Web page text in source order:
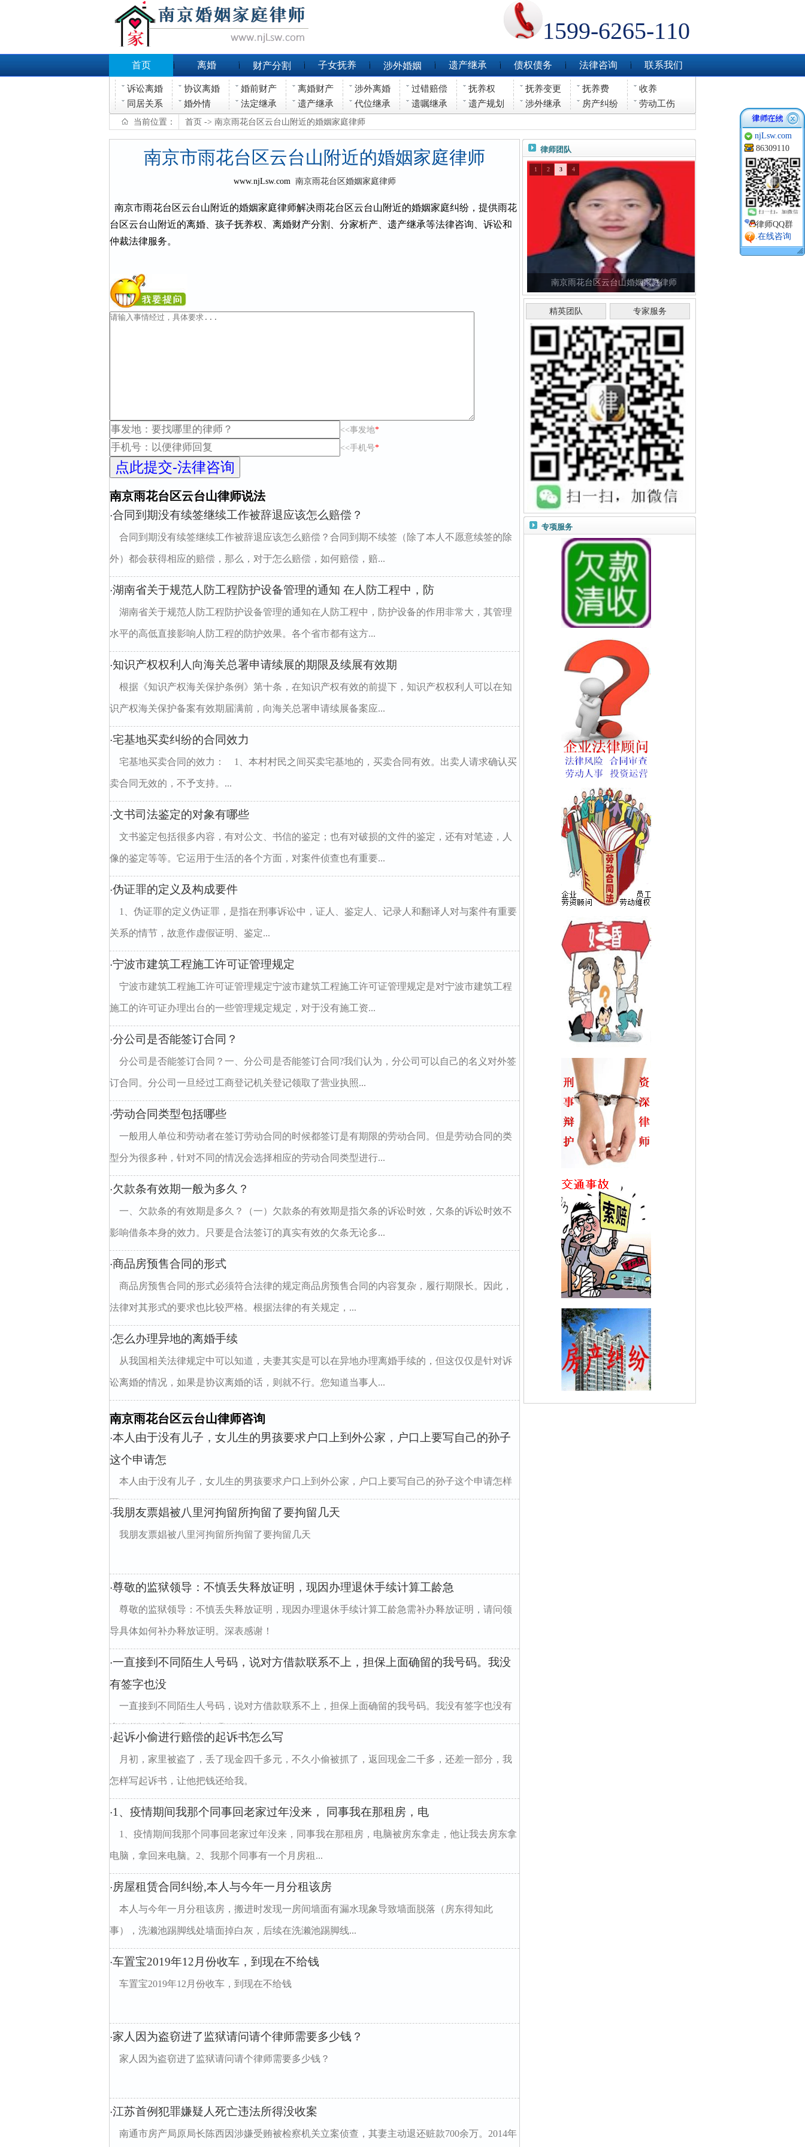
1599-6265-110
首页 离婚 财产分割 子女抚养 涉外婚姻 遗产继承 债权债务 法律咨询 联系我们
诉讼离婚 协议离婚 婚前财产 离婚财产 涉外离婚 过错赔偿 抚养权 抚养变更 抚养费
收养
同居关系
婚外情 法定继承 遗产继承 代位继承 遗嘱继承 遗产规划 涉外继承 房产纠纷 劳动工伤
当前位置： 首页 -> 南京雨花台区云台山附近的婚姻家庭律师
南京市雨花台区云台山附近的婚姻家庭律师
www.njLsw.com 南京雨花台区婚姻家庭律师
南京市雨花台区云台山附近的婚姻家庭律师解决雨花台区云台山附近的婚姻家庭纠纷，提供雨花
台区云台山附近的离婚、孩子抚养权、离婚财产分割、分家析产、遗产继承等法律咨询、诉讼和
仲裁法律服务。
<<事发地*
<<手机号*
南京雨花台区云台山律师说法
·合同到期没有续签继续工作被辞退应该怎么赔偿？
合同到期没有续签继续工作被辞退应该怎么赔偿？合同到期不续签（除了本人不愿意续签的除
外）都会获得相应的赔偿，那么，对于怎么赔偿，如何赔偿，赔...
·湖南省关于规范人防工程防护设备管理的通知 在人防工程中，防
湖南省关于规范人防工程防护设备管理的通知在人防工程中，防护设备的作用非常大，其管理
水平的高低直接影响人防工程的防护效果。各个省市都有这方...
·知识产权权利人向海关总署申请续展的期限及续展有效期
根据《知识产权海关保护条例》第十条，在知识产权有效的前提下，知识产权权利人可以在知
识产权海关保护备案有效期届满前，向海关总署申请续展备案应...
·宅基地买卖纠纷的合同效力
宅基地买卖合同的效力： 1、本村村民之间买卖宅基地的，买卖合同有效。出卖人请求确认买
卖合同无效的，不予支持。...
·文书司法鉴定的对象有哪些
文书鉴定包括很多内容，有对公文、书信的鉴定；也有对破损的文件的鉴定，还有对笔迹，人
像的鉴定等等。它运用于生活的各个方面，对案件侦查也有重要...
·伪证罪的定义及构成要件
1、伪证罪的定义伪证罪，是指在刑事诉讼中，证人、鉴定人、记录人和翻译人对与案件有重要
关系的情节，故意作虚假证明、鉴定...
·宁波市建筑工程施工许可证管理规定
宁波市建筑工程施工许可证管理规定宁波市建筑工程施工许可证管理规定是对宁波市建筑工程
施工的许可证办理出台的一些管理规定规定，对于没有施工资...
·分公司是否能签订合同？
分公司是否能签订合同？一、分公司是否能签订合同?我们认为，分公司可以自己的名义对外签
订合同。分公司一旦经过工商登记机关登记领取了营业执照...
·劳动合同类型包括哪些
一般用人单位和劳动者在签订劳动合同的时候都签订是有期限的劳动合同。但是劳动合同的类
型分为很多种，针对不同的情况会选择相应的劳动合同类型进行...
·欠款条有效期一般为多久？
一、欠款条的有效期是多久？（一）欠款条的有效期是指欠条的诉讼时效，欠条的诉讼时效不
影响借条本身的效力。只要是合法签订的真实有效的欠条无论多...
·商品房预售合同的形式
商品房预售合同的形式必须符合法律的规定商品房预售合同的内容复杂，履行期限长。因此，
法律对其形式的要求也比较严格。根据法律的有关规定，...
·怎么办理异地的离婚手续
从我国相关法律规定中可以知道，夫妻其实是可以在异地办理离婚手续的，但这仅仅是针对诉
讼离婚的情况，如果是协议离婚的话，则就不行。您知道当事人...
南京雨花台区云台山律师咨询
·本人由于没有儿子，女儿生的男孩要求户口上到外公家，户口上要写自己的孙子
这个申请怎
本人由于没有儿子，女儿生的男孩要求户口上到外公家，户口上要写自己的孙子这个申请怎样
写？
·我朋友票娼被八里河拘留所拘留了要拘留几天
我朋友票娼被八里河拘留所拘留了要拘留几天
·尊敬的监狱领导：不慎丢失释放证明，现因办理退休手续计算工龄急
尊敬的监狱领导：不慎丢失释放证明，现因办理退休手续计算工龄急需补办释放证明，请问领
导具体如何补办释放证明。深表感谢！
·一直接到不同陌生人号码，说对方借款联系不上，担保上面确留的我号码。我没
有签字也没
一直接到不同陌生人号码，说对方借款联系不上，担保上面确留的我号码。我没有签字也没有
拿身份证，请问我有责任吗？？谢divclass="w990ma...
·起诉小偷进行赔偿的起诉书怎么写
月初，家里被盗了，丢了现金四千多元，不久小偷被抓了，返回现金二千多，还差一部分，我
怎样写起诉书，让他把钱还给我。
·1、疫情期间我那个同事回老家过年没来， 同事我在那租房，电
1、疫情期间我那个同事回老家过年没来，同事我在那租房，电脑被房东拿走，他让我去房东拿
电脑，拿回来电脑。2、我那个同事有一个月房租...
·房屋租赁合同纠纷,本人与今年一月分租该房
本人与今年一月分租该房，搬进时发现一房间墙面有漏水现象导致墙面脱落（房东得知此
事），洗濑池踢脚线处墙面掉白灰，后续在洗濑池踢脚线...
·车置宝2019年12月份收车，到现在不给钱
车置宝2019年12月份收车，到现在不给钱
·家人因为盗窃进了监狱请问请个律师需要多少钱？
家人因为盗窃进了监狱请问请个律师需要多少钱？
·江苏首例犯罪嫌疑人死亡违法所得没收案
南通市房产局原局长陈西因涉嫌受贿被检察机关立案侦查，其妻主动退还赃款700余万。2014年
律师团队
南京雨花台区云台山婚姻家庭律师
1 2 3 4
精英团队 专家服务
专项服务
天保婚姻家庭律师 近华社区婚姻家庭律
njLsw.com
86309110
律师QQ群
.在线咨询